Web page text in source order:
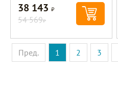
38 143Р
54 569Р
Пред. 1 2 3